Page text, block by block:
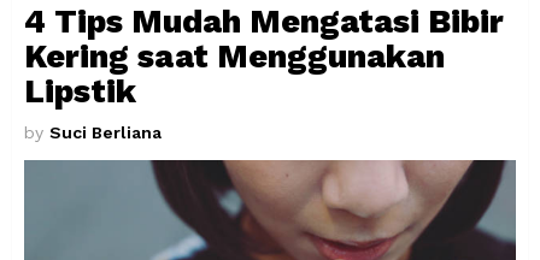
4 Tips Mudah Mengatasi Bibir
Kering saat Menggunakan
Lipstik
by Suci Berliana